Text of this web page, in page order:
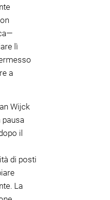
lì
a
Wijck
pausa
il
di posti
La